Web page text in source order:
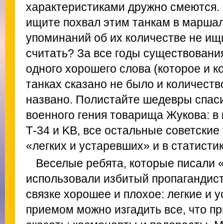
характеристиками дружно
ищите похвал этим танкам в
упоминаний об их количестве не
считать? За все годы
одного хорошего слова (которое и
танках сказано не было и
названо. Полистайте шедевры
военного гения товарища Жукова: в
Т-34 и KB, все остальные
«легких и устаревших» и в
Веселые ребята, которые
использовали избитый
связке хорошее и плохое: легкие и
приемом можно изгадить все, что